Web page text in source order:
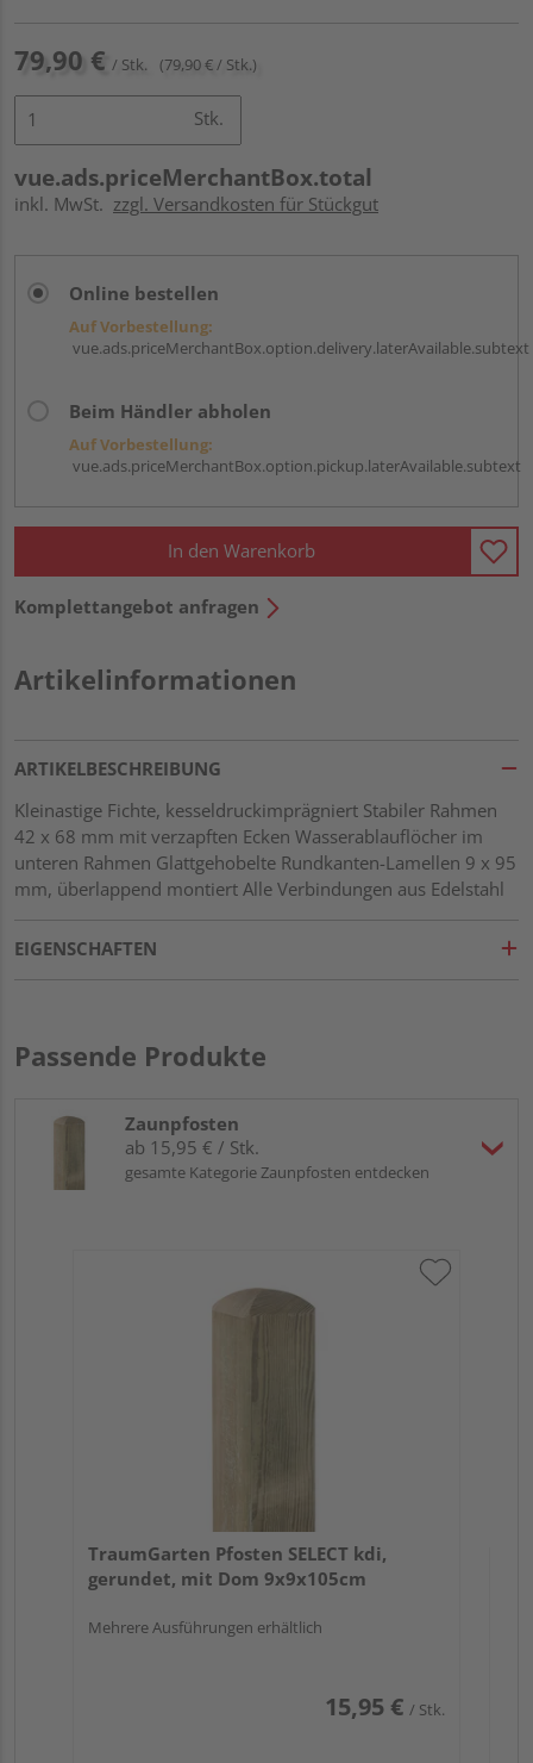
79,90 € / Stk. (79,90 € / Stk.)
Stk.
vue.ads.priceMerchantBox.total
inkl. MwSt. zzgl. Versandkosten für Stückgut
Online bestellen
Auf Vorbestellung:
vue.ads.priceMerchantBox.option.delivery.laterAvailable.subtext
Beim Händler abholen
Auf Vorbestellung:
vue.ads.priceMerchantBox.option.pickup.laterAvailable.subtext
In den Warenkorb
Komplettangebot anfragen
Artikelinformationen
ARTIKELBESCHREIBUNG
Kleinastige Fichte, kesseldruckimprägniert Stabiler Rahmen
42 x 68 mm mit verzapften Ecken Wasserablauflöcher im
unteren Rahmen Glattgehobelte Rundkanten-Lamellen 9 x 95
mm, überlappend montiert Alle Verbindungen aus Edelstahl
EIGENSCHAFTEN
Passende Produkte
Zaunpfosten
ab 15,95 € / Stk.
gesamte Kategorie Zaunpfosten entdecken
TraumGarten Pfosten SELECT kdi,
gerundet, mit Dom 9x9x105cm
Mehrere Ausführungen erhältlich
15,95 € / Stk.